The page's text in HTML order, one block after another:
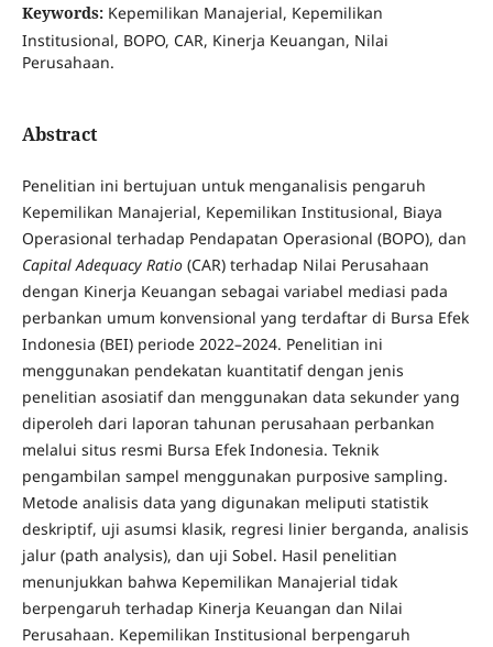
Keywords: Kepemilikan Manajerial, Kepemilikan
Institusional, BOPO, CAR, Kinerja Keuangan, Nilai
Perusahaan.
Abstract
Penelitian ini bertujuan untuk menganalisis pengaruh
Kepemilikan Manajerial, Kepemilikan Institusional, Biaya
Operasional terhadap Pendapatan Operasional (BOPO), dan
Capital Adequacy Ratio(CAR) terhadap Nilai Perusahaan
dengan Kinerja Keuangan sebagai variabel mediasi pada
perbankan umum konvensional yang terdaftar di Bursa Efek
Indonesia (BEI) periode 2022–2024. Penelitian ini
menggunakan pendekatan kuantitatif dengan jenis
penelitian asosiatif dan menggunakan data sekunder yang
diperoleh dari laporan tahunan perusahaan perbankan
melalui situs resmi Bursa Efek Indonesia. Teknik
pengambilan sampel menggunakan purposive sampling.
Metode analisis data yang digunakan meliputi statistik
deskriptif, uji asumsi klasik, regresi linier berganda, analisis
jalur (path analysis), dan uji Sobel. Hasil penelitian
menunjukkan bahwa Kepemilikan Manajerial tidak
berpengaruh terhadap Kinerja Keuangan dan Nilai
Perusahaan. Kepemilikan Institusional berpengaruh